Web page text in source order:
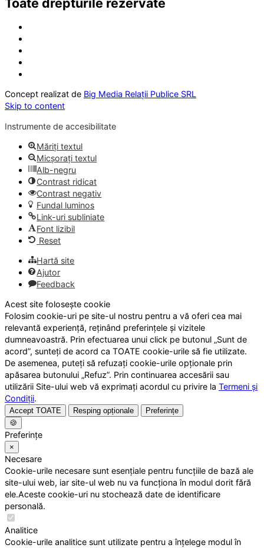
Concept realizat de Big Media Relații Publice SRL
Skip to content
Instrumente de accesibilitate
Măriți textul
Micșorați textul
Alb-negru
Contrast ridicat
Contrast negativ
Fundal luminos
Link-uri subliniate
Font lizibil
Reset
Hartă site
Ajutor
Feedback
Acest site folosește cookie
Folosim cookie-uri pe site-ul nostru pentru a vă oferi cea mai
relevantă experiență, reținând preferințele și vizitele
dumneavoastră. Prin efectuarea unui click pe butonul „Sunt de
acord”, sunteți de acord ca TOATE cookie-urile să fie utilizate.
De asemenea, puteți să refuzați cookie-urile opționale prin
apăsarea butonului „Refuz”. Prin continuarea accesării sau
utilizării Site-ului web vă exprimați acordul cu privire la Termeni și
Condiții.
Accept TOATE Resping opționale
Preferințe
🍪
Preferințe
×
Necesare
Cookie-urile necesare sunt esențiale pentru funcțiile de bază ale
site-ului web, iar site-ul web nu va funcționa în modul dorit fără
ele.Aceste cookie-uri nu stochează date de identificare
personală.
Analitice
Cookie-urile analitice sunt utilizate pentru a înțelege modul în